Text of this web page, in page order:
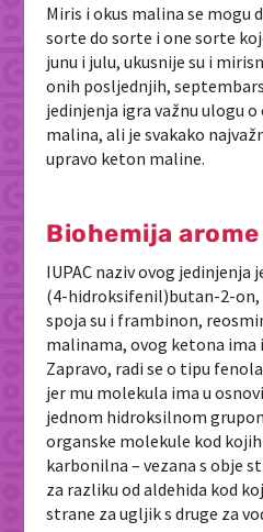
Miris i okus malina se mogu
sorte do sorte i one sorte
junu i julu, ukusnije su i
onih posljednjih,
jedinjenja igra važnu ulogu
malina, ali je svakako
upravo keton maline.
Biohemija
IUPAC naziv ovog
(4-hidroksifenil)butan-2-on,
spoja su i frambinon,
malinama, ovog ketona ima
Zapravo, radi se o tipu
jer mu molekula ima u
jednom hidroksilnom
organske molekule kod
karbonilna – vezana s obje
za razliku od aldehida kod
strane za ugljik s druge za